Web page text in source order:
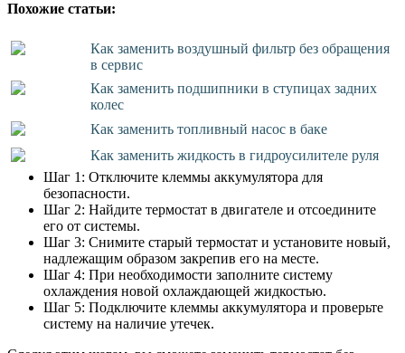
Похожие статьи:
Как заменить воздушный фильтр без обращения
в сервис
Как заменить подшипники в ступицах задних
колес
Как заменить топливный насос в баке
Как заменить жидкость в гидроусилителе руля
Шаг 1: Отключите клеммы аккумулятора для
безопасности.
Шаг 2: Найдите термостат в двигателе и отсоедините
его от системы.
Шаг 3: Снимите старый термостат и установите новый,
надлежащим образом закрепив его на месте.
Шаг 4: При необходимости заполните систему
охлаждения новой охлаждающей жидкостью.
Шаг 5: Подключите клеммы аккумулятора и проверьте
систему на наличие утечек.